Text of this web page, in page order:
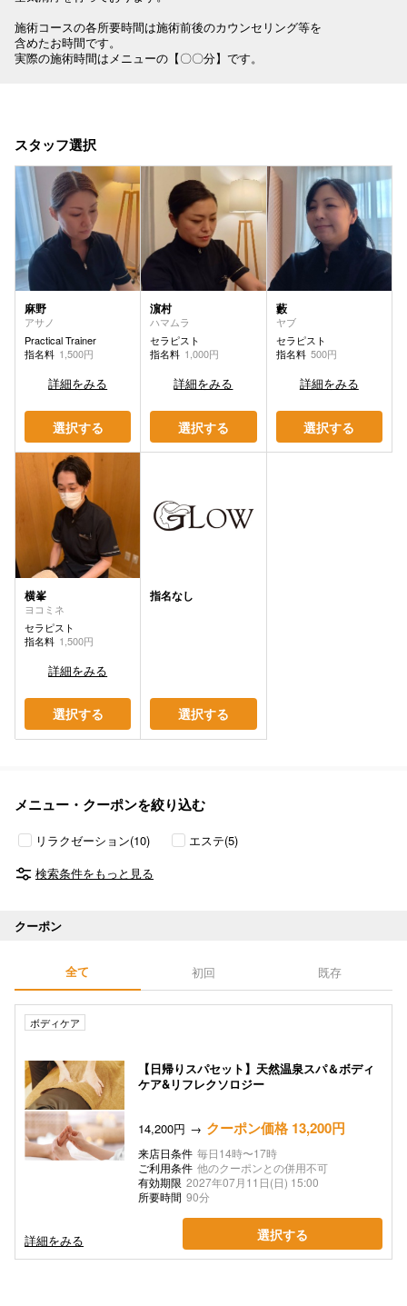
施術コースの各所要時間は施術前後のカウンセリング等を
含めたお時間です。
実際の施術時間はメニューの【〇〇分】です。
スタッフ選択
麻野
アサノ
Practical Trainer
指名料 1,500円
詳細をみる
選択する
濵村
ハマムラ
セラピスト
指名料 1,000円
詳細をみる
選択する
藪
ヤブ
セラピスト
指名料 500円
詳細をみる
選択する
横峯
ヨコミネ
セラピスト
指名料 1,500円
詳細をみる
選択する
指名なし
選択する
メニュー・クーポンを絞り込む
リラクゼーション(10)
エステ(5)
検索条件をもっと見る
クーポン
全て 初回 既存
ボディケア
【日帰りスパセット】天然温泉スパ＆ボディ
ケア&リフレクソロジー
14,200円 クーポン価格 13,200円
来店日条件 毎日14時〜17時
ご利用条件 他のクーポンとの併用不可
有効期限 2027年07月11日(日) 15:00
所要時間 90分
詳細をみる 選択する